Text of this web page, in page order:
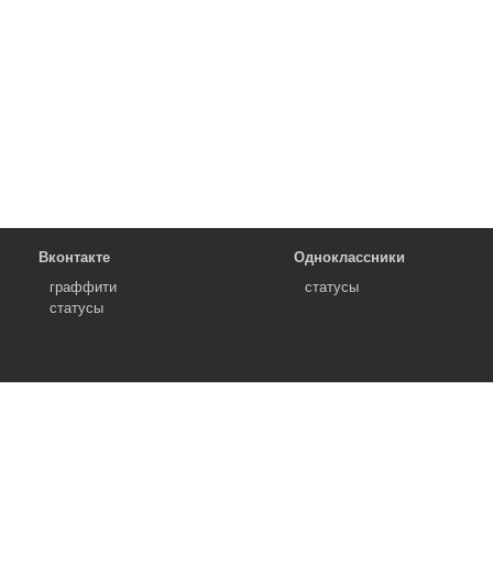
Вконтакте
граффити
статусы
Одноклассники
статусы